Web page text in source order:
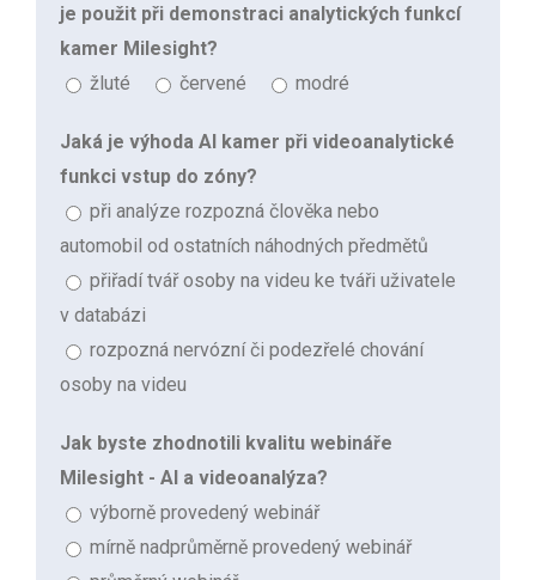
je použit při demonstraci analytických funkcí
kamer Milesight?
žluté
červené modré
Jaká je výhoda AI kamer při videoanalytické
funkci vstup do zóny?
při analýze rozpozná člověka nebo
automobil od ostatních náhodných předmětů
přiřadí tvář osoby na videu ke tváři uživatele
v databázi
rozpozná nervózní či podezřelé chování
osoby na videu
Jak byste zhodnotili kvalitu webináře
Milesight - AI a videoanalýza?
výborně provedený webinář
mírně nadprůměrně provedený webinář